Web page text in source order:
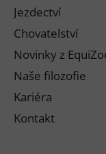
Jezdectví
Chovatelství
Novinky z
Naše filozofie
Kariéra
Kontakt